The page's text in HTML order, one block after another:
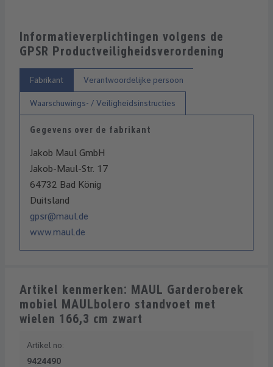
Informatieverplichtingen volgens de
GPSR Productveiligheidsverordening
Fabrikant Verantwoordelijke persoon
Waarschuwings- / Veiligheidsinstructies
Gegevens over de fabrikant
Jakob Maul GmbH
Jakob-Maul-Str. 17
64732 Bad König
Duitsland
gpsr@maul.de
www.maul.de
Artikel kenmerken: MAUL Garderoberek
mobiel MAULbolero standvoet met
wielen 166,3 cm zwart
Artikel no:
9424490